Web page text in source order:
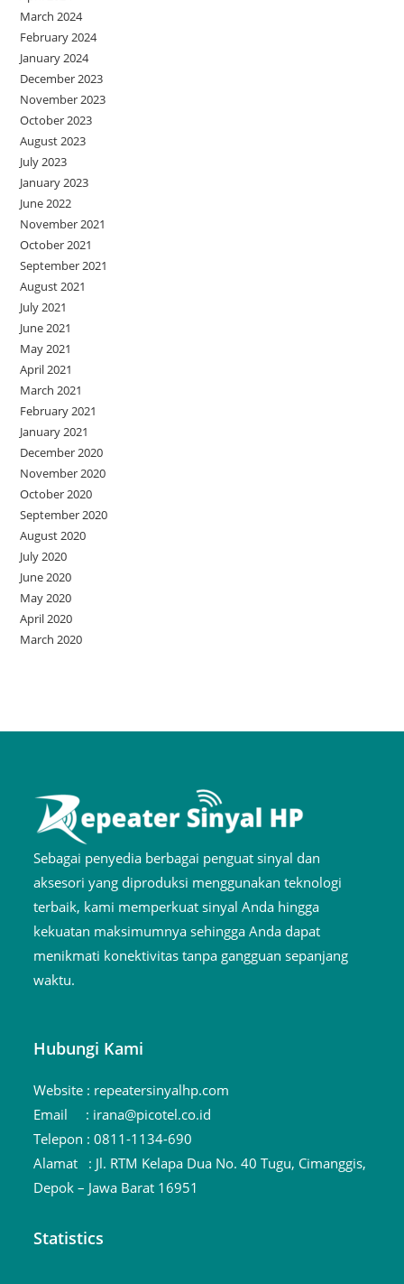
March 2024
February 2024
January 2024
December 2023
November 2023
October 2023
August 2023
July 2023
January 2023
June 2022
November 2021
October 2021
September 2021
August 2021
July 2021
June 2021
May 2021
April 2021
March 2021
February 2021
January 2021
December 2020
November 2020
October 2020
September 2020
August 2020
July 2020
June 2020
May 2020
April 2020
March 2020
Sebagai penyedia berbagai penguat sinyal dan
aksesori yang diproduksi menggunakan teknologi
terbaik, kami memperkuat sinyal Anda hingga
kekuatan maksimumnya sehingga Anda dapat
menikmati konektivitas tanpa gangguan sepanjang
waktu.
Hubungi Kami
Website : repeatersinyalhp.com
Email : irana@picotel.co.id
Telepon :0811-1134-690
Alamat : Jl. RTM Kelapa Dua No. 40 Tugu, Cimanggis,
Depok – Jawa Barat 16951
Statistics